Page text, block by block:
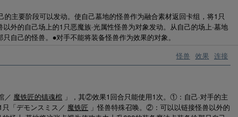
主要阶段可以发动。使自己墓地的怪兽作为融合素材返回卡组，将1只
外的自己场上的1只恶魔族·光属性怪兽为对象发动。从自己的场上·墓地
自己的怪兽。●对手不能将装备怪兽作为效果的对象。
怪兽 效果 连接
／ 魔铁匠的镇魂棺 」，其②效果1回合只能使用1次。①：自己·对手的主
「デモンスミス／ 魔铁匠 」怪兽特殊召唤。②：可以以链接怪兽以外的